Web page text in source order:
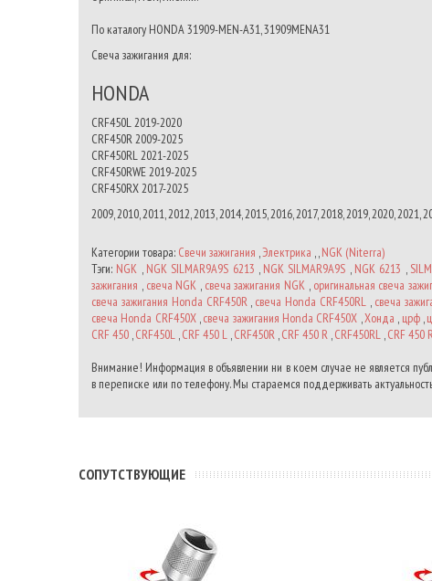
По каталогу HONDA 31909-MEN-A31, 31909MENA31
Свеча зажигания для:
HONDA
CRF450L 2019-2020
CRF450R 2009-2025
CRF450RL 2021-2025
CRF450RWE 2019-2025
CRF450RX 2017-2025
2009, 2010, 2011, 2012, 2013, 2014, 2015, 2016, 2017, 2018, 2019, 2020, 2021,
Категории товара: Свечи зажигания ,Электрика , ,NGK (Niterra)
Тэги: NGK , NGK SILMAR9A9S 6213 , NGK SILMAR9A9S , NGK 6213 ,
зажигания , свеча NGK , свеча зажигания NGK , оригинальная свеча
свеча зажигания Honda CRF450R, свеча Honda CRF450RL , свеча
свеча Honda CRF450X,свеча зажигания Honda CRF450X ,Хонда , црф,
CRF 450 ,CRF450L ,CRF 450 L ,CRF450R ,CRF 450 R ,CRF450RL ,CRF 450
Внимание! Информация в объявлении ни в коем случае не является
в переписке или по телефону. Мы стараемся поддерживать
CОПУТСТВУЮЩИЕ